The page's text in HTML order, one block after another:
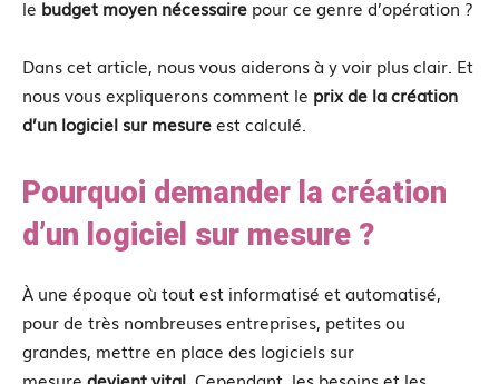
le budget moyen nécessaire pour ce genre d’opération ?
Dans cet article, nous vous aiderons à y voir plus clair. Et
nous vous expliquerons comment le prixde lacréation
d’un logiciel sur mesureest calculé.
Pourquoi demander la création
d’un logiciel sur mesure ?
À une époque où tout est informatisé et automatisé,
pour de très nombreuses entreprises, petites ou
grandes, mettre en place des logiciels sur